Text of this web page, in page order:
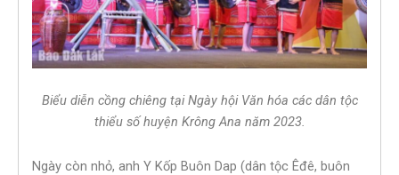
Biểu diễn cồng chiêng tại Ngày hội Văn hóa các dân tộc
thiểu số huyện Krông Ana năm 2023.
Ngày còn nhỏ, anh Y Kốp Buôn Dap (dân tộc Êđê, buôn